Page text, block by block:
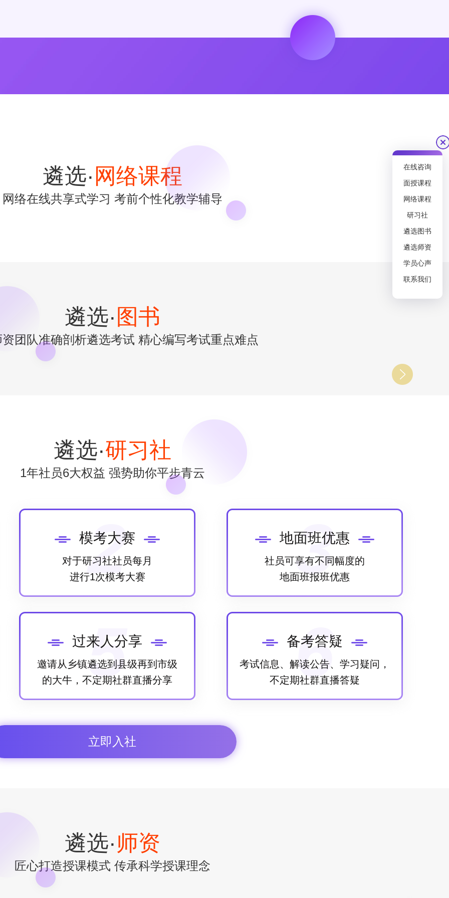
遴选· 网络课程
网络在线共享式学习 考前个性化教学辅导
遴选· 图书
团队准确剖析遴选考试 精心编写考试重点难点
遴选·研习社
1年社员6大权益 强势助你平步青云
模考大赛
对于研习社社员每月
进行1次模考大赛
2 地面班优惠
社员可享有不同幅度的
地面班报班优惠
3
过来人分享
邀请从乡镇遴选到县级再到市级
的大牛，不定期社群直播分享
5 备考答疑
考试信息、解读公告、学习疑问，
不定期社群直播答疑
6
立即入社
遴选·师资
匠心打造授课模式 传承科学授课理念
在线咨询
面授课程
网络课程
研习社
遴选图书
遴选师资
学员心声
联系我们